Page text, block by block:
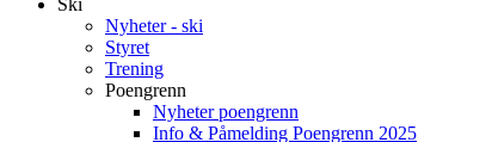
Ski
Nyheter - ski
Styret
Trening
Poengrenn
Nyheter poengrenn
Info & Påmelding Poengrenn 2025